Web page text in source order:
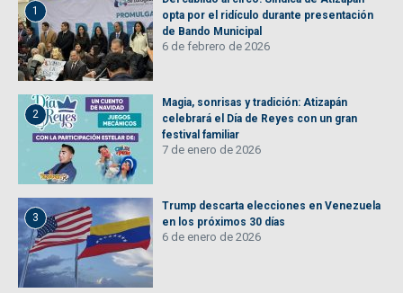
1
opta por el ridículo durante presentación
de Bando Municipal
6 de febrero de 2026
2
Magia, sonrisas y tradición: Atizapán
celebrará el Día de Reyes con un gran
festival familiar
7 de enero de 2026
3
Trump descarta elecciones en Venezuela
en los próximos 30 días
6 de enero de 2026